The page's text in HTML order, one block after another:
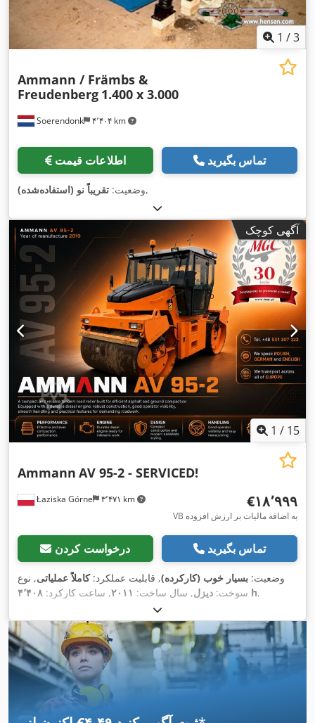
1 /3
Soerendonk ۴٬۴۰۴ km
Ammann / Främbs &
Freudenberg 1.400 x 3.000
اطلاعات قیمت تماس بگیرید
وضعیت: تقریباً نو (استفاده‌شده) ,
آگهی کوچک
1 / 15
Łaziska Górne ۳٬۴۷۱ km
Ammann AV 95-2 - SERVICED!
‎€۱۸٬۹۹۹
VB به اضافه مالیات بر ارزش افزوده
درخواست کردن تماس بگیرید
وضعیت: بسیار خوب (کارکرده), قابلیت عملکرد:کاملاً عملیاتی, نوع
سوخت: دیزل, سال ساخت: ۲۰۱۱, ساعت کارکرد: ۴٬۴۰۸ h,
رایانه‌ی روی برد, سطح صدای کم, هیدرولیک گریپر,
چراغ‌های جلو اضافی, چهار چرخ محرک,